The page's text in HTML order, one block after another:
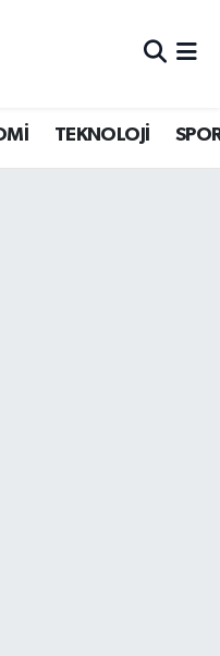
TEKNOLOJİ
Fikstür